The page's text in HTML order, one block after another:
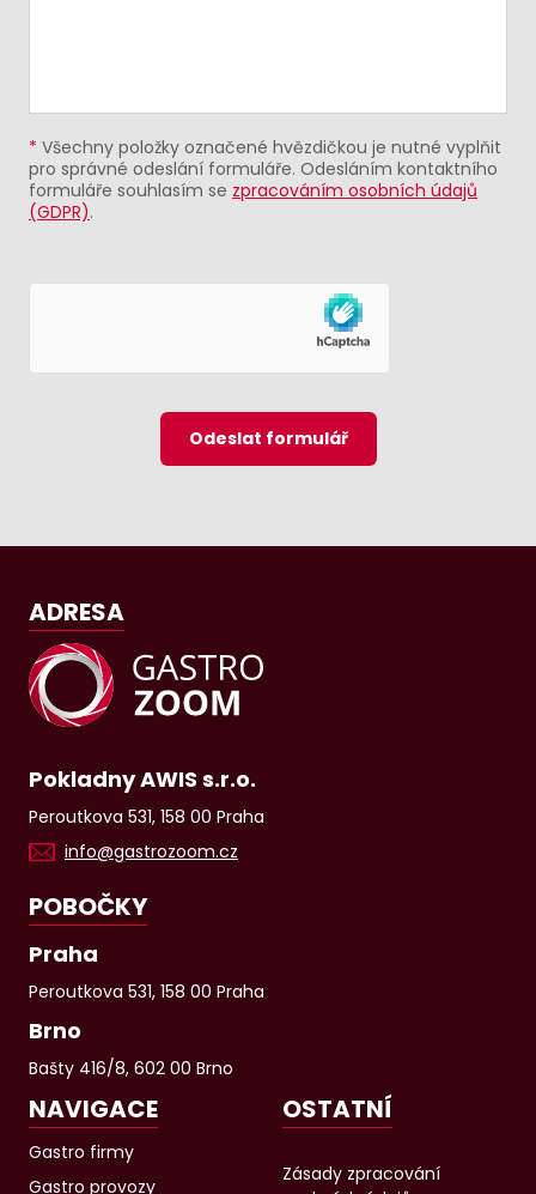
* Všechny položky označené hvězdičkou je nutné vyplňit
pro správné odeslání formuláře. Odesláním kontaktního
formuláře souhlasím se zpracováním osobních údajů
(GDPR).
Odeslat formulář
ADRESA
Pokladny AWIS s.r.o.
Peroutkova 531, 158 00 Praha
info@gastrozoom.cz
POBOČKY
Praha
Peroutkova 531, 158 00 Praha
Brno
Bašty 416/8, 602 00 Brno
NAVIGACE
Gastro firmy
Gastro provozy
OSTATNÍ
Zásady zpracování